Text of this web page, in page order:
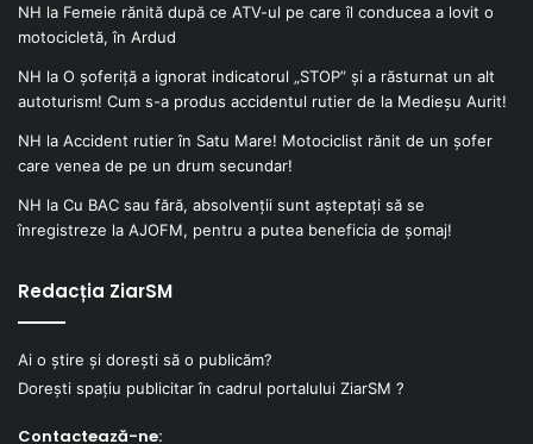
NH la Femeie rănită după ce ATV-ul pe care îl conducea a lovit o
motocicletă, în Ardud
NH la O șoferiță a ignorat indicatorul „STOP” și a răsturnat un alt
autoturism! Cum s-a produs accidentul rutier de la Medieșu Aurit!
NH la Accident rutier în Satu Mare! Motociclist rănit de un șofer
care venea de pe un drum secundar!
NH la Cu BAC sau fără, absolvenții sunt așteptați să se
înregistreze la AJOFM, pentru a putea beneficia de șomaj!
Redacția ZiarSM
Ai o știre și dorești să o publicăm?
Dorești spațiu publicitar în cadrul portalului ZiarSM ?
Contactează-ne: